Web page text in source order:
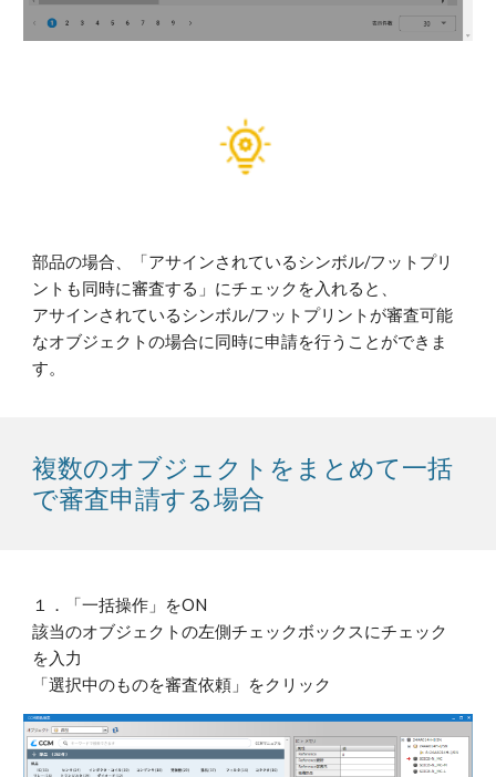
部品の場合、「アサインされているシンボル/フットプリ
ントも同時に審査する」にチェックを入れると、
アサインされているシンボル/フットプリントが審査可能
なオブジェクトの場合に同時に申請を行うことができま
す。
複数のオブジェクトをまとめて一括
で審査申請する場合
１．「一括操作」をON
該当のオブジェクトの左側チェックボックスにチェック
を入力
「選択中のものを審査依頼」をクリック